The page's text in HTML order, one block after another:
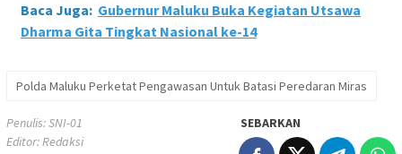
Baca Juga: Gubernur Maluku Buka Kegiatan Utsawa
Dharma Gita Tingkat Nasional ke-14
Polda Maluku Perketat Pengawasan Untuk Batasi Peredaran Miras
Penulis: SNI-01
Editor: Redaksi
SEBARKAN